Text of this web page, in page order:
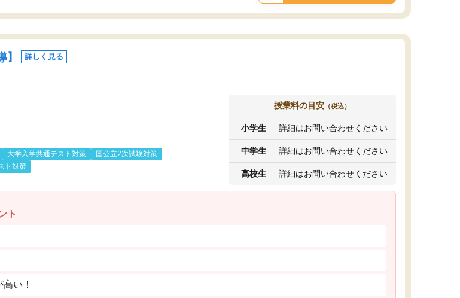
詳しく見る
大学入学共通テスト対策
国公立2次試験対策
ト対策
授業料の目安 （税込）
小学生 詳細はお問い合わせください
中学生 詳細はお問い合わせください
高校生 詳細はお問い合わせください
ト
い！